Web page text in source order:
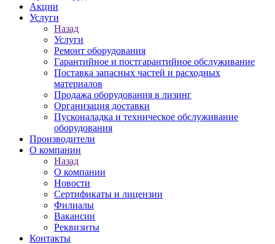
Акции
Услуги
Назад
Услуги
Ремонт оборудования
Гарантийное и постгарантийное обслуживание
Поставка запасных частей и расходных
материалов
Продажа оборудования в лизинг
Организация доставки
Пусконаладка и техническое обслуживание
оборудования
Производители
О компании
Назад
О компании
Новости
Сертификаты и лицензии
Филиалы
Вакансии
Реквизиты
Контакты